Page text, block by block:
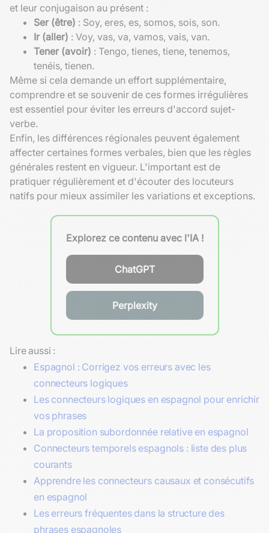
et leur conjugaison au présent :
Ser (être) : Soy, eres, es, somos, sois, son.
Ir (aller) : Voy, vas, va, vamos, vais, van.
Tener (avoir) : Tengo, tienes, tiene, tenemos,
tenéis, tienen.
Même si cela demande un effort supplémentaire,
comprendre et se souvenir de ces formes irrégulières
est essentiel pour éviter les erreurs d'accord sujet-
verbe.
Enfin, les différences régionales peuvent également
affecter certaines formes verbales, bien que les règles
générales restent en vigueur. L'important est de
pratiquer régulièrement et d'écouter des locuteurs
natifs pour mieux assimiler les variations et exceptions.
Explorez ce contenu avec l'IA !
ChatGPT
Perplexity
Lire aussi :
Espagnol : Corrigez vos erreurs avec les
connecteurs logiques
Les connecteurs logiques en espagnol pour enrichir
vos phrases
La proposition subordonnée relative en espagnol
Connecteurs temporels espagnols : liste des plus
courants
Apprendre les connecteurs causaux et consécutifs
en espagnol
Les erreurs fréquentes dans la structure des
phrases espagnoles